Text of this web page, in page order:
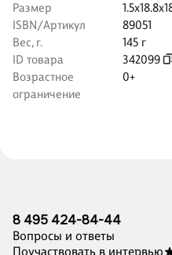
Размер
ISBN/Артикул
89051
Вес, г.
145 г
ID товара
342099
Возрастное
ограничение
0+
8 495 424-84-44
Вопросы и ответы
Поучаствовать в интервью